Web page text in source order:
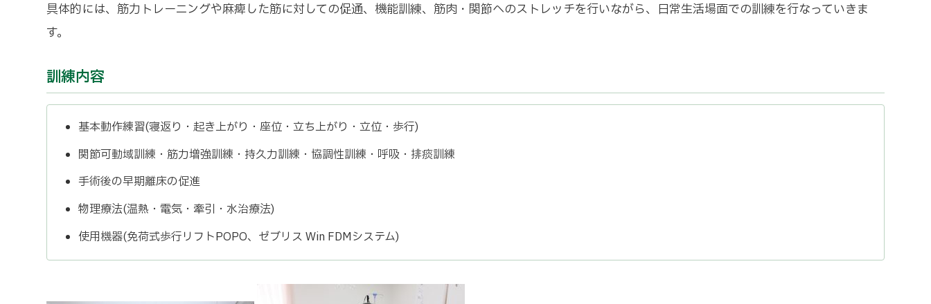
具体的には、筋力トレーニングや麻痺した筋に対しての促通、機能訓練、筋肉・関節へのストレッチを行いながら、日常生活場面での訓練を行なっていきま
す。
訓練内容
基本動作練習(寝返り・起き上がり・座位・立ち上がり・立位・歩行)
関節可動域訓練・筋力増強訓練・持久力訓練・協調性訓練・呼吸・排痰訓練
手術後の早期離床の促進
物理療法(温熱・電気・牽引・水治療法)
使用機器(免荷式歩行リフトPOPO、ゼブリス Win FDMシステム)